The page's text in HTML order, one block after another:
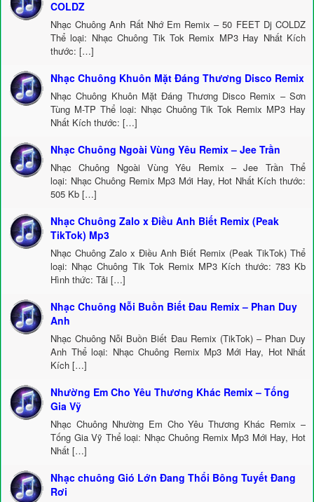
COLDZ
Nhạc Chuông Anh Rất Nhớ Em Remix – 50 FEET Dj COLDZ
Thể loại: Nhạc Chuông Tik Tok Remix MP3 Hay Nhất Kích
thước: […]
Nhạc Chuông Khuôn Mặt Đáng Thương Disco Remix
Nhạc Chuông Khuôn Mặt Đáng Thương Disco Remix – Sơn
Tùng M-TP Thể loại: Nhạc Chuông Tik Tok Remix MP3 Hay
Nhất Kích thước: […]
Nhạc Chuông Ngoài Vùng Yêu Remix – Jee Trần
Nhạc Chuông Ngoài Vùng Yêu Remix – Jee Trần Thể
loại: Nhạc Chuông Remix Mp3 Mới Hay, Hot Nhất Kích thước:
505 Kb […]
Nhạc Chuông Zalo x Điều Anh Biết Remix (Peak
TikTok) Mp3
Nhạc Chuông Zalo x Điều Anh Biết Remix (Peak TikTok) Thể
loại: Nhạc Chuông Tik Tok Remix MP3 Kích thước: 783 Kb
Hình thức: Tải […]
Nhạc Chuông Nỗi Buồn Biết Đau Remix – Phan Duy
Anh
Nhạc Chuông Nỗi Buồn Biết Đau Remix (TikTok) – Phan Duy
Anh Thể loại: Nhạc Chuông Remix Mp3 Mới Hay, Hot Nhất
Kích […]
Nhường Em Cho Yêu Thương Khác Remix – Tống
Gia Vỹ
Nhạc Chuông Nhường Em Cho Yêu Thương Khác Remix –
Tống Gia Vỹ Thể loại: Nhạc Chuông Remix Mp3 Mới Hay, Hot
Nhất […]
Nhạc chuông Gió Lớn Đang Thổi Bông Tuyết Đang
Rơi